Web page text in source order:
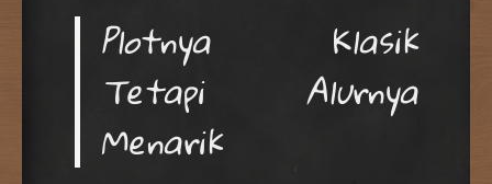
Plotnya Klasik
Tetapi Alurnya
Menarik